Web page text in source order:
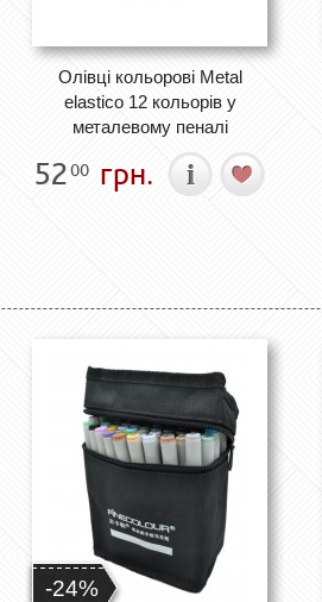
Олівці кольорові Metal
elastico 12 кольорів у
металевому пеналі
5200 грн.
-24%